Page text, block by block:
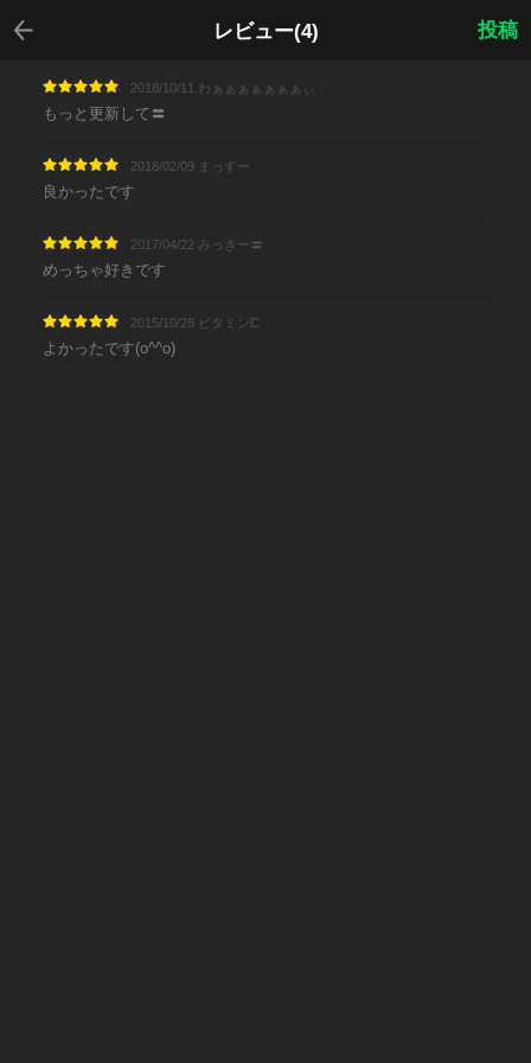
レビュー(4)
戻る
投稿
2018/10/11 わぁぁぁぁぁぁぁぃ
もっと更新して〓
2018/02/09 まっすー
良かったです
2017/04/22 みっきー〓
めっちゃ好きです
2015/10/28 ビタミンC
よかったです(o^^o)